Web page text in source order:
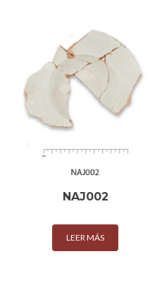
NAJ002
LEER MÁS